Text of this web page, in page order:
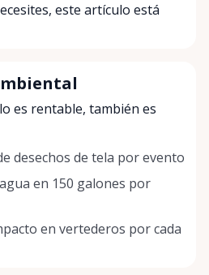
este artículo está
es rentable, también es
desechos de tela por evento
en 150 galones por
en vertederos por cada